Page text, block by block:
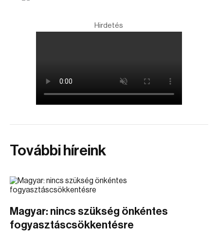
Hirdetés
További híreink
Magyar: nincs szükség önkéntes
fogyasztáscsökkentésre